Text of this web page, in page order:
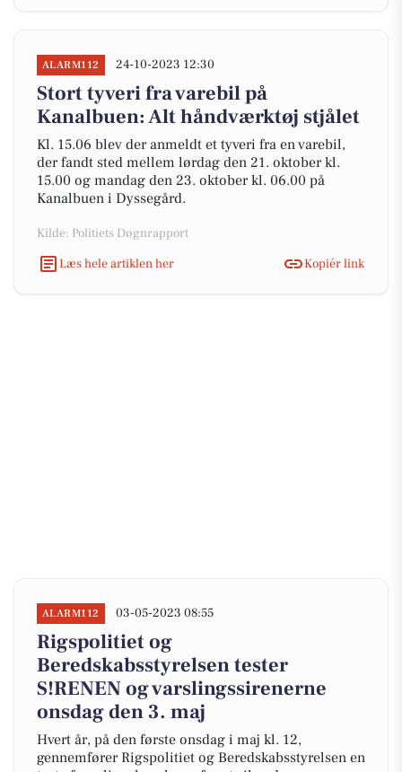
ALARM112 24-10-2023 12:30
Stort tyveri fra varebil på
Kanalbuen: Alt håndværktøj stjålet
Kl. 15.06 blev der anmeldt et tyveri fra en varebil,
der fandt sted mellem lørdag den 21. oktober kl.
15.00 og mandag den 23. oktober kl. 06.00 på
Kanalbuen i Dyssegård.
Kilde: Politiets Døgnrapport
Læs hele artiklen her
Kopiér link
ALARM112 03-05-2023 08:55
Rigspolitiet og
Beredskabsstyrelsen tester
S!RENEN og varslingssirenerne
onsdag den 3. maj
Hvert år, på den første onsdag i maj kl. 12,
gennemfører Rigspolitiet og Beredskabsstyrelsen en